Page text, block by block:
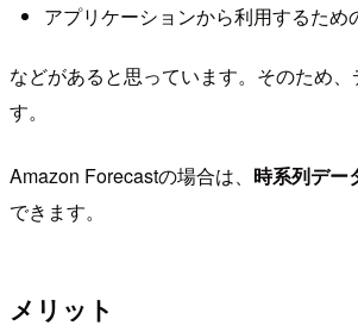
アプリケーションから利用するため
などがあると思っています。そのため
す。
Amazon Forecastの場合は、 時系列デー
できます。
メリット